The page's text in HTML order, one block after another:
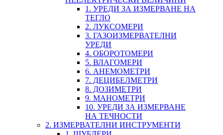
1. УРЕДИ ЗА ИЗМЕРВАНЕ НА
ТЕГЛО
2. ЛУКСОМЕРИ
3. ГАЗОИЗМЕРВАТЕЛНИ
УРЕДИ
4. ОБОРОТОМЕРИ
5. ВЛАГОМЕРИ
6. АНЕМОМЕТРИ
7. ДЕЦИБЕЛМЕТРИ
8. ДОЗИМЕТРИ
9. МАНОМЕТРИ
10. УРЕДИ ЗА ИЗМЕРВАНЕ
НА ТЕЧНОСТИ
2. ИЗМЕРВАТЕЛНИ ИНСТРУМЕНТИ